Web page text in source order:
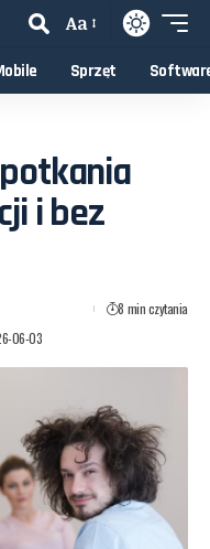
Aa
Sprzęt
i bez
06-03
8 min czytania